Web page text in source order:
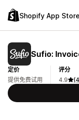
Shopify App Store
Sufio:
定价
提供免费试用
评分
4.9